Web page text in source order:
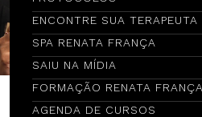
ENCONTRE SUA TERAPEUTA
SPA RENATA FRANÇA
SAIU NA MÍDIA
FORMAÇÃO RENATA FRANÇA
AGENDA DE CURSOS